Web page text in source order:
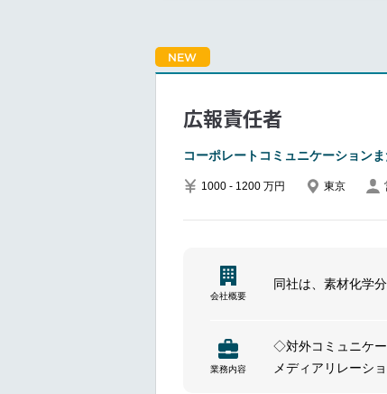
Apart with regional
employees toward
internal
Provide executive
NEW
広報責任者
コーポレートコミュニケーション
1000 - 1200 万円 東京
会社概要
同社は、素材化学
業務内容
◇対外コミュニケー
メディアリレーシ